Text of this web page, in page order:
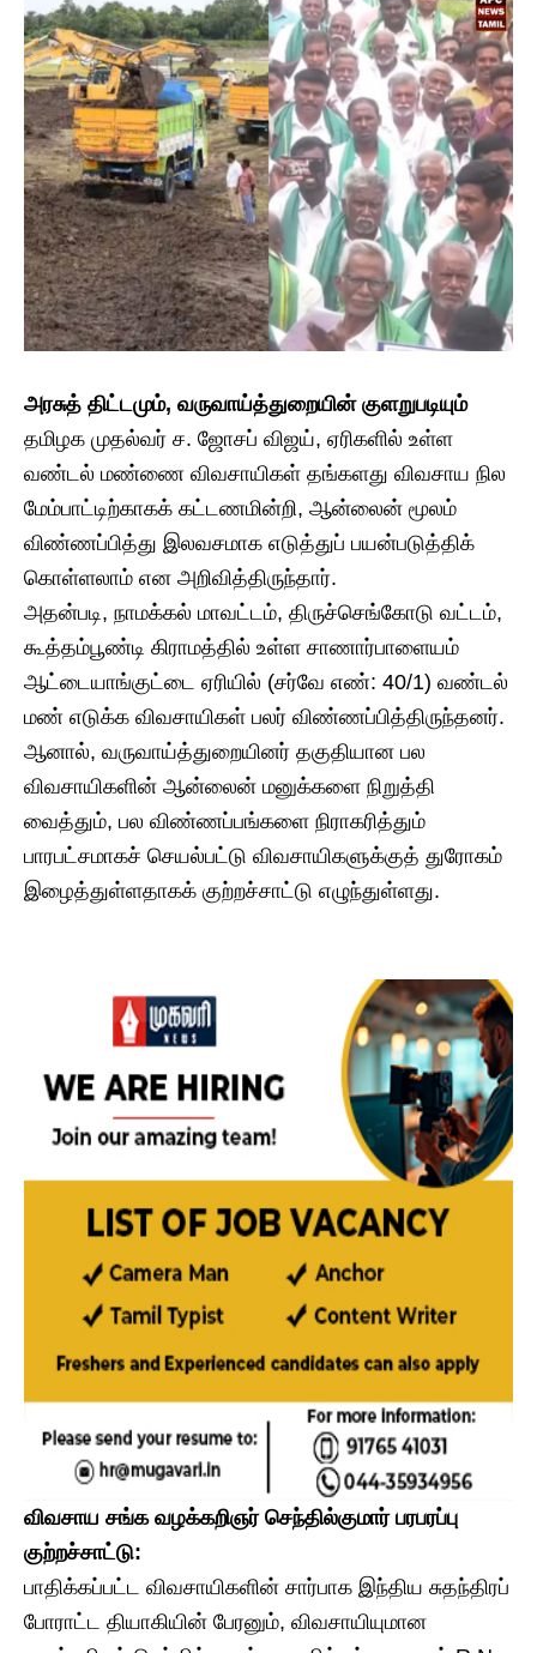
அரசுத் திட்டமும், வருவாய்த்துறையின் குளறுபடியும்
​தமிழக முதல்வர் ச. ஜோசப் விஜய், ஏரிகளில் உள்ள
வண்டல் மண்ணை விவசாயிகள் தங்களது விவசாய நில
மேம்பாட்டிற்காகக் கட்டணமின்றி, ஆன்லைன் மூலம்
விண்ணப்பித்து இலவசமாக எடுத்துப் பயன்படுத்திக்
கொள்ளலாம் என அறிவித்திருந்தார்.
​அதன்படி, நாமக்கல் மாவட்டம், திருச்செங்கோடு வட்டம்,
கூத்தம்பூண்டி கிராமத்தில் உள்ள சாணார்பாளையம்
ஆட்டையாங்குட்டை ஏரியில் (சர்வே எண்: 40/1) வண்டல்
மண் எடுக்க விவசாயிகள் பலர் விண்ணப்பித்திருந்தனர்.
ஆனால், வருவாய்த்துறையினர் தகுதியான பல
விவசாயிகளின் ஆன்லைன் மனுக்களை நிறுத்தி
வைத்தும், பல விண்ணப்பங்களை நிராகரித்தும்
பாரபட்சமாகச் செயல்பட்டு விவசாயிகளுக்குத் துரோகம்
இழைத்துள்ளதாகக் குற்றச்சாட்டு எழுந்துள்ளது.
விவசாய சங்க வழக்கறிஞர் செந்தில்குமார் பரபரப்பு
குற்றச்சாட்டு:
​பாதிக்கப்பட்ட விவசாயிகளின் சார்பாக இந்திய சுதந்திரப்
போராட்ட தியாகியின் பேரனும், விவசாயியுமான